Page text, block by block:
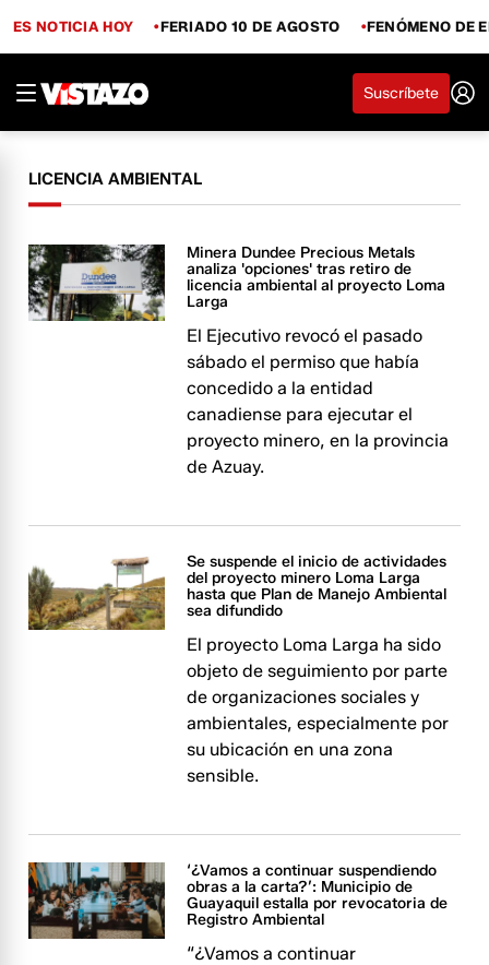
ES NOTICIA HOY FERIADO 10 DE AGOSTO FENÓMENO DE
Suscríbete
LICENCIA AMBIENTAL
Minera Dundee Precious Metals
analiza 'opciones' tras retiro de
licencia ambiental al proyecto Loma
Larga
El Ejecutivo revocó el pasado
sábado el permiso que había
concedido a la entidad
canadiense para ejecutar el
proyecto minero, en la provincia
de Azuay.
Se suspende el inicio de actividades
del proyecto minero Loma Larga
hasta que Plan de Manejo Ambiental
sea difundido
El proyecto Loma Larga ha sido
objeto de seguimiento por parte
de organizaciones sociales y
ambientales, especialmente por
su ubicación en una zona
sensible.
‘¿Vamos a continuar suspendiendo
obras a la carta?’: Municipio de
Guayaquil estalla por revocatoria de
Registro Ambiental
“¿Vamos a continuar